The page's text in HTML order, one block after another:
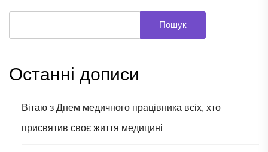
Пошук
Останні дописи
Вітаю з Днем медичного працівника всіх, хто
присвятив своє життя медицині